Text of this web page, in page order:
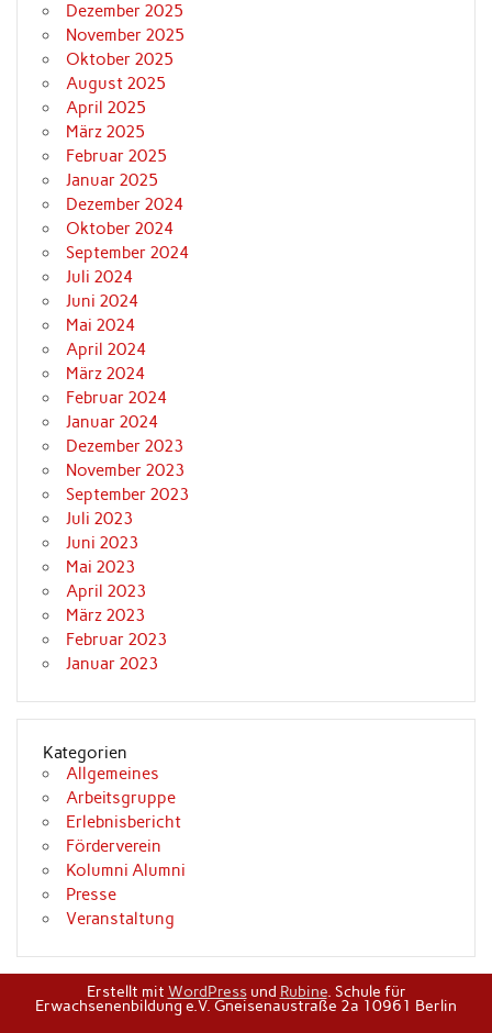
Dezember 2025
November 2025
Oktober 2025
August 2025
April 2025
März 2025
Februar 2025
Januar 2025
Dezember 2024
Oktober 2024
September 2024
Juli 2024
Juni 2024
Mai 2024
April 2024
März 2024
Februar 2024
Januar 2024
Dezember 2023
November 2023
September 2023
Juli 2023
Juni 2023
Mai 2023
April 2023
März 2023
Februar 2023
Januar 2023
Kategorien
Allgemeines
Arbeitsgruppe
Erlebnisbericht
Förderverein
Kolumni Alumni
Presse
Veranstaltung
Erstellt mit WordPressund Rubine. Schule für
Erwachsenenbildung e.V. Gneisenaustraße 2a 10961 Berlin